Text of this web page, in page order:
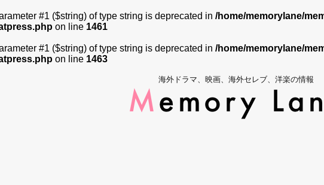
#1 ($string) of type string is deprecated in /home/memorylane/
on line 1461
#1 ($string) of type string is deprecated in /home/memorylane/
on line 1463
海外ドラマ、映画、海外セレブ、洋楽の情報